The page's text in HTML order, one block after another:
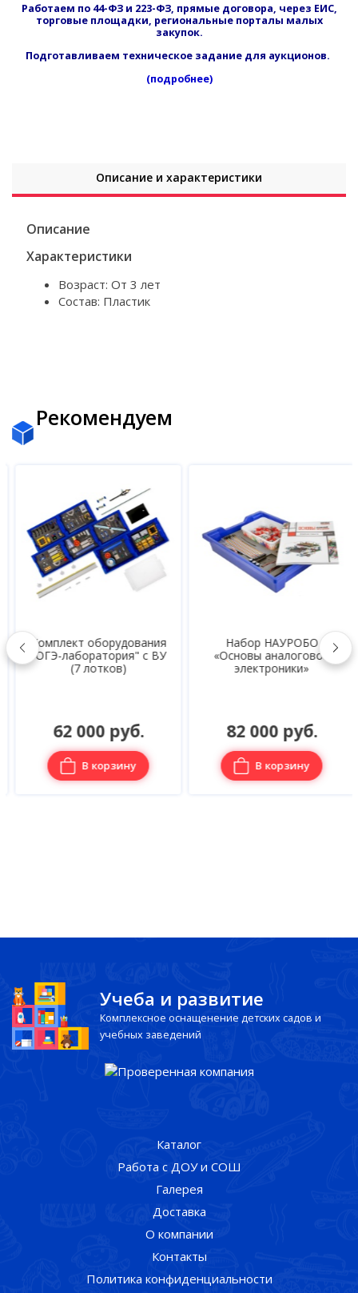
Работаем по 44-ФЗ и 223-ФЗ, прямые договора, через ЕИС,
торговые площадки, региональные порталы малых
закупок.
Подготавливаем техническое задание для аукционов.
(подробнее)
Описание и характеристики
Описание
Характеристики
Возраст: От 3 лет
Состав: Пластик
Рекомендуем
Комплект оборудования
"ОГЭ-лаборатория" с ВУ
(7 лотков)
62 000 руб.
В корзину
Набор НАУРОБО
«Основы аналоговой
электроники»
82 000 руб.
В корзину
Учеба и развитие
Комплексное оснащенение детских садов и
учебных заведений
Каталог
Работа с ДОУ и СОШ
Галерея
Доставка
О компании
Контакты
Политика конфиденциальности